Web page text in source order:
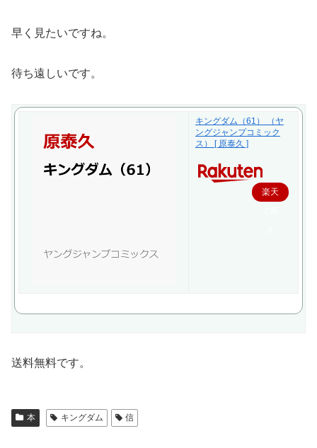
早く見たいですね。
待ち遠しいです。
キングダム（61） （ヤ
ングジャンプコミック
ス） [ 原泰久 ]
楽天
送料無料です。
本 キングダム 信